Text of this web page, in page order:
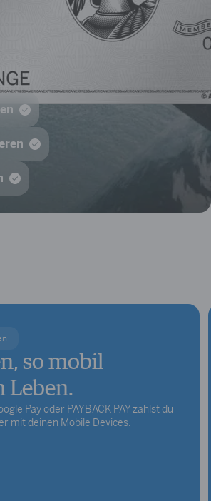
so mobil
Leben.
Pay oder PAYBACK PAY zahlst du
mit deinen Mobile Devices.